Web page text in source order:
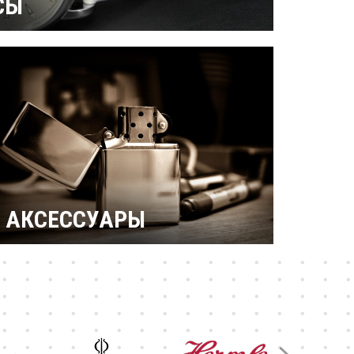
АКСЕССУАРЫ
Ножи Victorinox
Тестовая катеория